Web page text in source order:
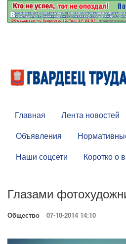
Главная Лента новостей
Объявления
Наши соцсети
Коротко о
Глазами
Общество 07-10-2014 14:10